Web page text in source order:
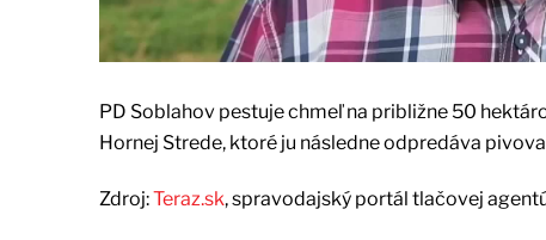
PD Soblahov pestuje chmeľ na približne 50
Hornej Strede, ktoré ju následne odpredáva
Zdroj:Teraz.sk, spravodajský portál tlačovej